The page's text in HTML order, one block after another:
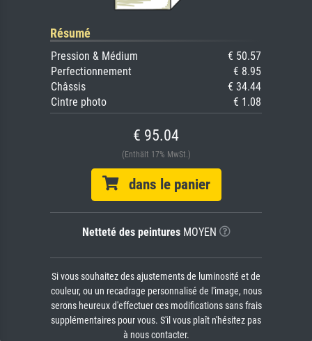
Résumé
Pression & Médium
€ 50.57
Perfectionnement
€ 8.95
Châssis
€ 34.44
Cintre photo
€ 1.08
€ 95.04
(Enthält 17% MwSt.)
dans le panier
Netteté des peinturesMOYEN
Si vous souhaitez des ajustements de luminosité et de
couleur, ou un recadrage personnalisé de l'image, nous
serons heureux d'effectuer ces modifications sans frais
supplémentaires pour vous. S'il vous plaît n'hésitez pas
à nous contacter.